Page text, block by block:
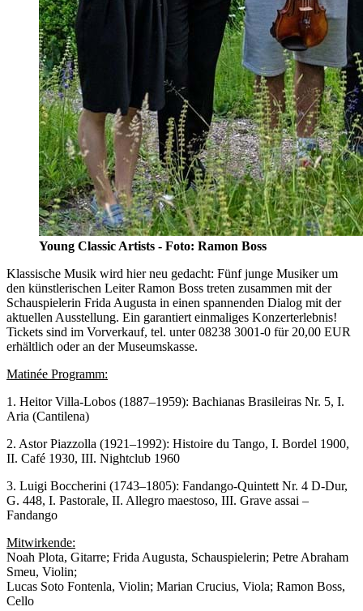
Young Classic Artists - Foto: Ramon Boss
Klassische Musik wird hier neu gedacht: Fünf junge Musiker um
den künstlerischen Leiter Ramon Boss treten zusammen mit der
Schauspielerin Frida Augusta in einen spannenden Dialog mit der
aktuellen Ausstellung. Ein garantiert einmaliges Konzerterlebnis!
Tickets sind im Vorverkauf, tel. unter 08238 3001-0 für 20,00 EUR
erhältlich oder an der Museumskasse.
Matinée Programm:
1. Heitor Villa-Lobos (1887–1959): Bachianas Brasileiras Nr. 5, I.
Aria (Cantilena)
2. Astor Piazzolla (1921–1992): Histoire du Tango, I. Bordel 1900,
II. Café 1930, III. Nightclub 1960
3. Luigi Boccherini (1743–1805): Fandango-Quintett Nr. 4 D-Dur,
G. 448, I. Pastorale, II. Allegro maestoso, III. Grave assai –
Fandango
Mitwirkende:
Noah Plota, Gitarre; Frida Augusta, Schauspielerin; Petre Abraham
Smeu, Violin;
Lucas Soto Fontenla, Violin; Marian Crucius, Viola; Ramon Boss,
Cello